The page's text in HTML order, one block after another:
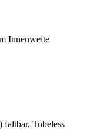
Innenweite
Tubeless